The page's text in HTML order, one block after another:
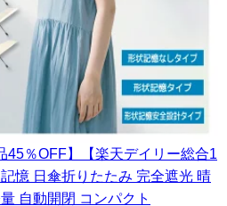
45％OFF】【楽天デイリー総合1
憶 日傘折りたたみ 完全遮光 晴
自動開閉 コンパクト